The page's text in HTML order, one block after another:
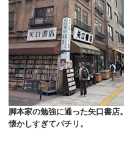
脚本家の勉強に通った矢口書店。
懐かしすぎてパチリ。